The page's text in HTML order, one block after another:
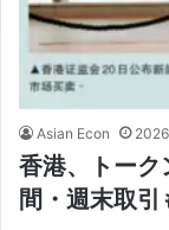
Asian Econ
香港、トー
間・週末取引